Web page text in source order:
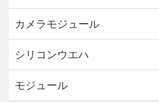
カメラモジュール
シリコンウエハ
モジュール